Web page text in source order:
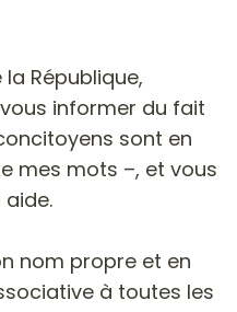
République,
informer du fait
sont en
mes mots –, et vous
nom propre et en
à toutes les